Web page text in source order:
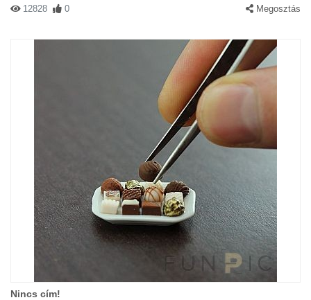
12828 0 Megosztás
Nincs cím!